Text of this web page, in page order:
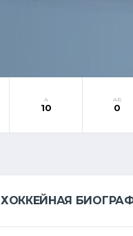
А
10
АБ
0
ХОККЕЙНАЯ